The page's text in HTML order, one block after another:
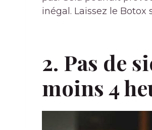
inégal. Laissez le Botox
2. Pas de
moins 4